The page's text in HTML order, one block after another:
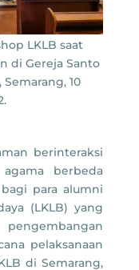
LKLB saat
di Gereja Santo
10
berinteraksi
berbeda
para alumni
(LKLB) yang
pelaksanaan
di Semarang,